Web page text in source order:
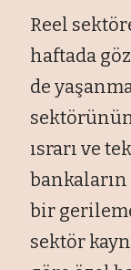
Reel
haftada
de
ısrarı ve
bir
sektör